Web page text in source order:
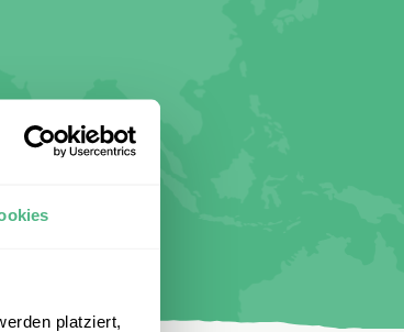
platziert,